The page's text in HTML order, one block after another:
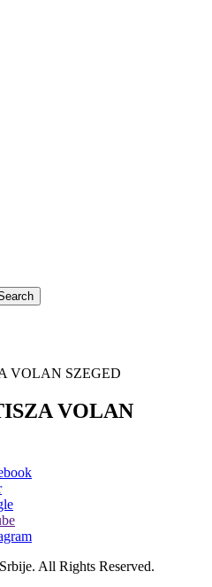
VOLAN SZEGED
VOLAN
All Rights Reserved.